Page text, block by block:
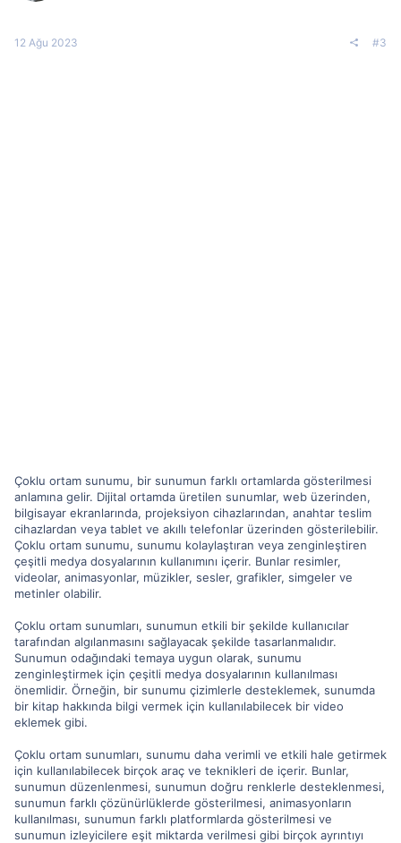
12 Ağu 2023 #3
Çoklu ortam sunumu, bir sunumun farklı ortamlarda gösterilmesi
anlamına gelir. Dijital ortamda üretilen sunumlar, web üzerinden,
bilgisayar ekranlarında, projeksiyon cihazlarından, anahtar teslim
cihazlardan veya tablet ve akıllı telefonlar üzerinden gösterilebilir.
Çoklu ortam sunumu, sunumu kolaylaştıran veya zenginleştiren
çeşitli medya dosyalarının kullanımını içerir. Bunlar resimler,
videolar, animasyonlar, müzikler, sesler, grafikler, simgeler ve
metinler olabilir.
Çoklu ortam sunumları, sunumun etkili bir şekilde kullanıcılar
tarafından algılanmasını sağlayacak şekilde tasarlanmalıdır.
Sunumun odağındaki temaya uygun olarak, sunumu
zenginleştirmek için çeşitli medya dosyalarının kullanılması
önemlidir. Örneğin, bir sunumu çizimlerle desteklemek, sunumda
bir kitap hakkında bilgi vermek için kullanılabilecek bir video
eklemek gibi.
Çoklu ortam sunumları, sunumu daha verimli ve etkili hale getirmek
için kullanılabilecek birçok araç ve teknikleri de içerir. Bunlar,
sunumun düzenlenmesi, sunumun doğru renklerle desteklenmesi,
sunumun farklı çözünürlüklerde gösterilmesi, animasyonların
kullanılması, sunumun farklı platformlarda gösterilmesi ve
sunumun izleyicilere eşit miktarda verilmesi gibi birçok ayrıntıyı